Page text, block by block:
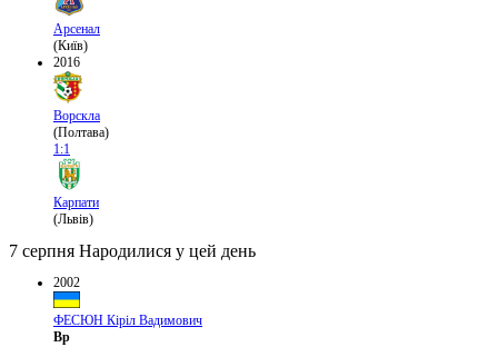
Арсенал
(Київ)
2016
Ворскла
(Полтава)
1:1
Карпати
(Львів)
7 серпня Народилися у цей день
2002
ФЕСЮН Кіріл Вадимович
Вр